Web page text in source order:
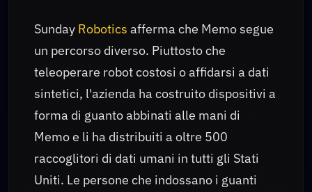
Sunday Robotics afferma che Memo segue
un percorso diverso. Piuttosto che
teleoperare robot costosi o affidarsi a dati
sintetici, l'azienda ha costruito dispositivi a
forma di guanto abbinati alle mani di
Memo e li ha distribuiti a oltre 500
raccoglitori di dati umani in tutti gli Stati
Uniti. Le persone che indossano i guanti